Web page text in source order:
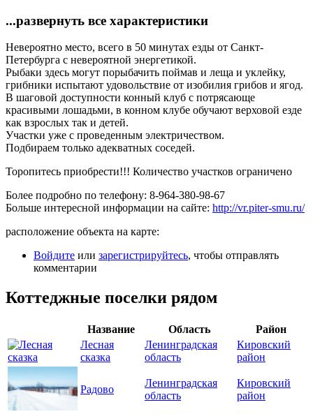
...развернуть все характеристики
Невероятно место, всего в 50 минутах езды от Санкт-
Петербурга с невероятной энергетикой.
Рыбаки здесь могут порыбачить поймав и леща и уклейку,
грибники испытают удовольствие от изобилия грибов и ягод.
В шаговой доступности конный клуб с потрясающе
красивыми лошадьми, в конном клубе обучают верховой езде
как взрослых так и детей.
Участки уже с проведенным электричеством.
Подбираем только адекватных соседей.
Торопитесь приобрести!!! Количество участков ограничено
Более подробно по телефону: 8-964-380-98-67
Больше интересной информации на сайте: http://vr.piter-smu.ru/
расположение объекта на карте:
Войдите или зарегистрируйтесь, чтобы отправлять
комментарии
Коттеджные поселки рядом
Название Область
Район
Лесная
сказка
Ленинградская
область
Кировский
район
Радово
Ленинградская
область
Кировский
район